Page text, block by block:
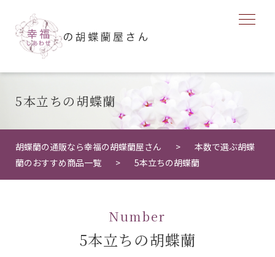
5本立ちの胡蝶蘭
胡蝶蘭の通販なら幸福の胡蝶蘭屋さん
本数で選ぶ胡蝶
蘭のおすすめ商品一覧
5本立ちの胡蝶蘭
Number
5本立ちの胡蝶蘭